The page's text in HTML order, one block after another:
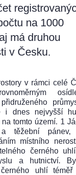
na 1000
má druhou
v Česku.
v rámci celé
i dnes nejvyšší
tomto území. 1
a těžební
místního
černého
a hutnictví.
uhlí téměř